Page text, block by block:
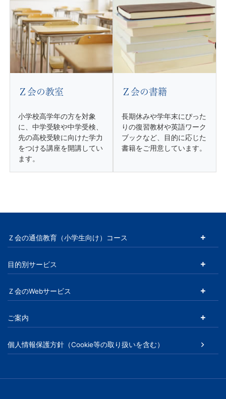
Ｚ会の教室
小学校高学年の方を対象
に、中学受験や中学受検、
先の高校受験に向けた学力
をつける講座を開講してい
ます。
Ｚ会の書籍
長期休みや学年末にぴった
りの復習教材や英語ワーク
ブックなど、目的に応じた
書籍をご用意しています。
Ｚ会の通信教育（小学生向け）コース
目的別サービス
Ｚ会のWebサービス
ご案内
個人情報保護方針（Cookie等の取り扱いを含む）